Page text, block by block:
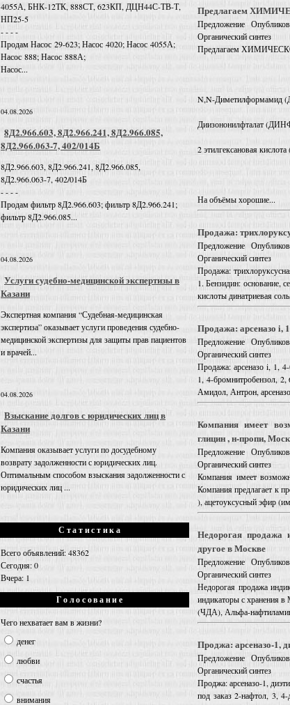
4055А, БНК-12ТК, 888СТ, 623КП, ДЦН44С-ТВ-Т,
НП25-5
- - - -
Продам Насос 29-623; Насос 4020; Насос 4055А;
Насос 888; Насос 888А;
Насос...
04.08.2026
8Д2.966.603, 8Д2.966.241, 8Д2.966.085,
8Д2.966.063-7, 402/014Б
8Д2.966.603, 8Д2.966.241, 8Д2.966.085,
8Д2.966.063-7, 402/014Б
- - - -
Продам фильтр 8Д2.966.603; фильтр 8Д2.966.241;
фильтр 8Д2.966.085...
04.08.2026
Услуги судебно-медицинской экспертизы в
Казани
Экспертная компания “Судебная-медицинская
экспертиза” оказывает услуги проведения судебно-
медицинской экспертизы для защиты прав пациентов
и врачей...
04.08.2026
Взыскание долгов с юридических лиц в
Казани
Компания оказывает услуги по досудебному
возврату задолженности с юридических лиц.
Оптимальным способом взыскания задолженности с
юридических лиц ...
Статистика
Всего объявлений: 48362
Сегодня: 0
Вчера: 1
Голосование
Чего нехватает вам в жизни?
денег
любви
счастья
внимания
Предлагаем
Предложение
Органический синтез
Предлагаем
N,N-Диметилформамид
Диизононилфталат
2 этилгексановая
На объёмы хорошие...
Продажа:
Предложение
Органический синтез
Продажа:
1. Бензидин: основание,
кислоты динатриевая
Продажа: арсеназо i,
Предложение
Органический синтез
Продажа: арсеназо i, 1,
1, 4-бромнитробензол,
Амидол, Антрон,
Компания имеет
глицин , н-пропи,
Предложение
Органический синтез
Компания имеет
Компания предлагает к
), ацетоуксусный эфир
Недорогая продажа
другое в Москве
Предложение
Органический синтез
Недорогая продажа
индикаторы с хранения
(ЧДА), Альфа-
Проджа: арсеназо-1,
Предложение
Органический синтез
Проджа: арсеназо-1,
под заказ 2-нафтол, 3,